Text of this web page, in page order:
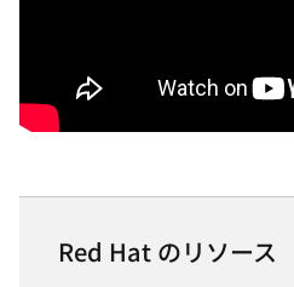
Red Hat のリソース